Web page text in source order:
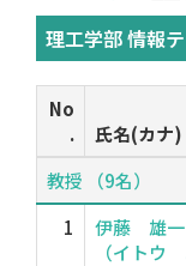
理工学部 情報
No
.
氏名(カナ)
教授 （9名）
1
伊藤 雄一
（イトウ